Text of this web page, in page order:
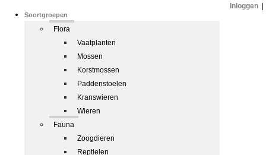
Soortgroepen
Flora
Vaatplanten
Mossen
Korstmossen
Paddenstoelen
Kranswieren
Wieren
Fauna
Zoogdieren
Reptielen
Inloggen